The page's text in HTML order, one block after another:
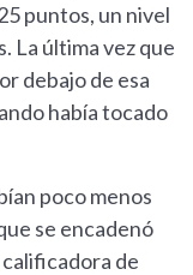
puntos, un nivel
La última vez que
debajo de esa
había tocado
poco menos
se encadenó
de